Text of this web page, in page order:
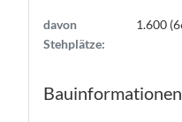
davon
Stehplätze:
1.600
Bauinformationen